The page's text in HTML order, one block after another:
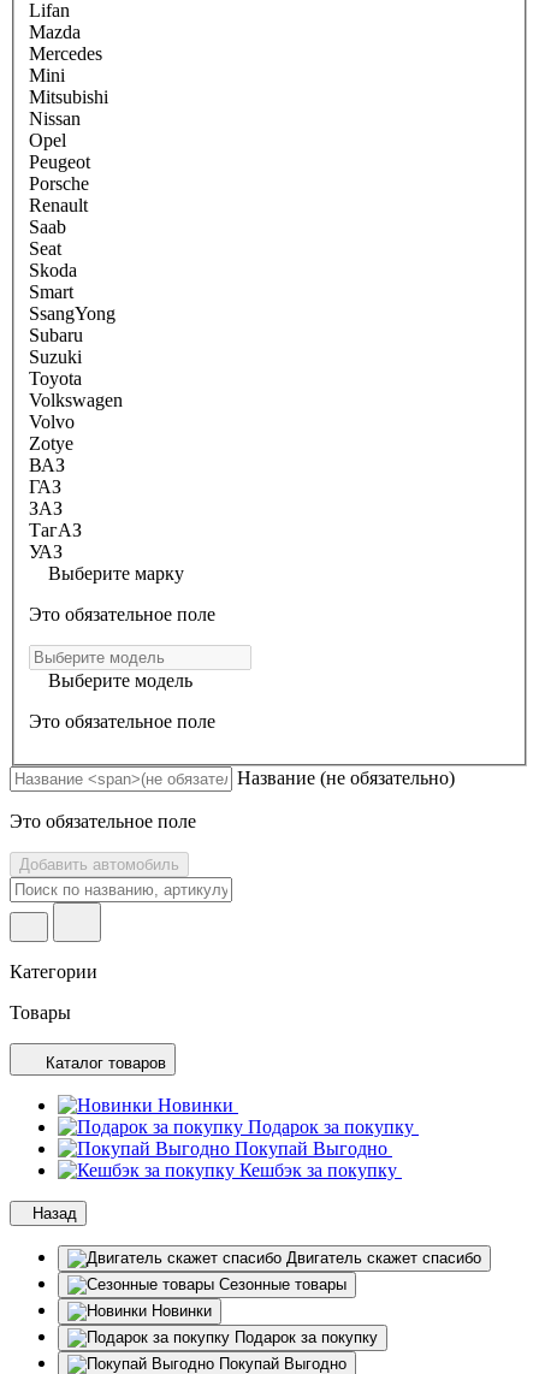
Lifan
Mazda
Mercedes
Mini
Mitsubishi
Nissan
Opel
Peugeot
Porsche
Renault
Saab
Seat
Skoda
Smart
SsangYong
Subaru
Suzuki
Toyota
Volkswagen
Volvo
Zotye
ВАЗ
ГАЗ
ЗАЗ
ТагАЗ
УАЗ
Выберите марку
Это обязательное поле
Выберите модель
Это обязательное поле
Название (не обязательно)
Это обязательное поле
Добавить автомобиль
Категории
Товары
Каталог товаров
Новинки
Подарок за покупку
Покупай Выгодно
Кешбэк за покупку
Назад
Двигатель скажет спасибо
Сезонные товары
Новинки
Подарок за покупку
Покупай Выгодно